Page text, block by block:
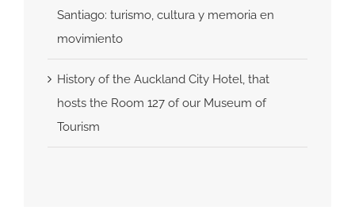
Santiago: turismo, cultura y memoria en
movimiento
History of the Auckland City Hotel, that
hosts the Room 127 of our Museum of
Tourism